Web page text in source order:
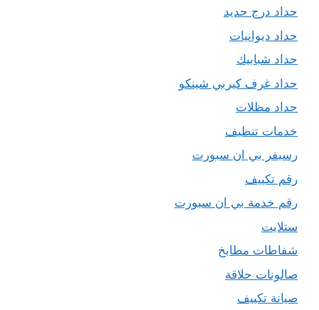
حداد درج حديد
حداد ديوانيات
حداد شبابيك
حداد غرف كيربي شينكو
حداد مظلات
خدمات تنظيف
رسيفر بي ان سبورت
رقم تكييف
رقم خدمة بي ان سبورت
ستلايت
شفاطات مطابخ
صالونات حلاقة
صيانة تكييف